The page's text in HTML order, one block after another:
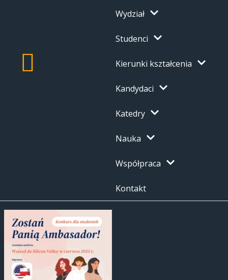
Wydział
Studenci
Kierunki kształcenia
Kandydaci
Katedry
Nauka
Współpraca
Kontakt